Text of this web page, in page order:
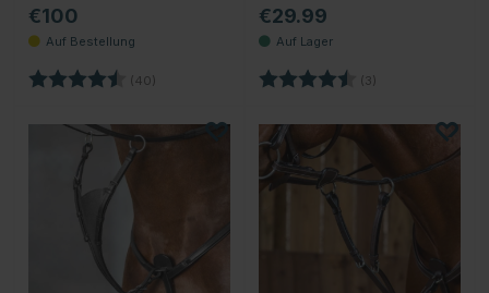
€100
Bewertung: (40) 4.6 von 5 Sternen
€29.99
Bewertung: (3)